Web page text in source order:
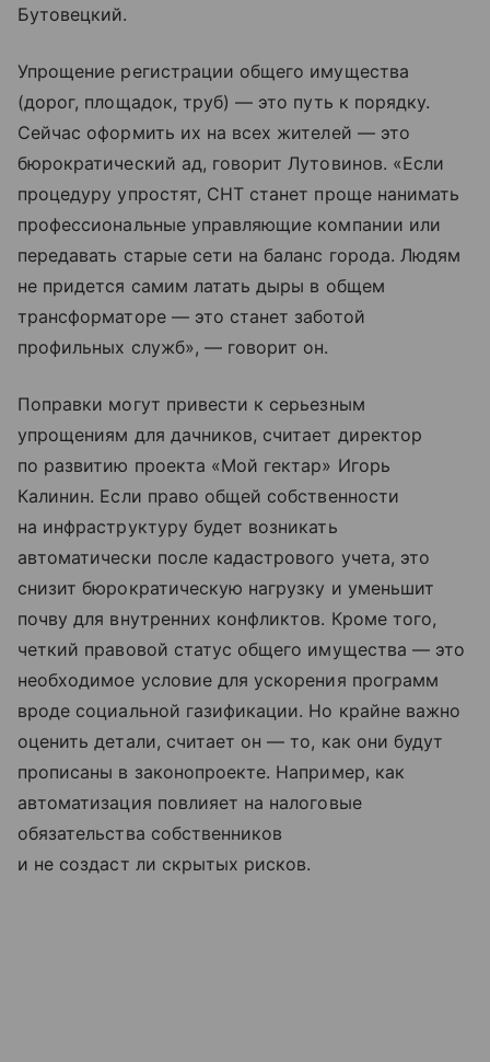
Бутовецкий.
Упрощение регистрации общего имущества
(дорог, площадок, труб) — это путь к порядку.
Сейчас оформить их на всех жителей — это
бюрократический ад, говорит Лутовинов. «Если
процедуру упростят, СНТ станет проще нанимать
профессиональные управляющие компании или
передавать старые сети на баланс города. Людям
не придется самим латать дыры в общем
трансформаторе — это станет заботой
профильных служб», — говорит он.
Поправки могут привести к серьезным
упрощениям для дачников, считает директор
по развитию проекта «Мой гектар» Игорь
Калинин. Если право общей собственности
на инфраструктуру будет возникать
автоматически после кадастрового учета, это
снизит бюрократическую нагрузку и уменьшит
почву для внутренних конфликтов. Кроме того,
четкий правовой статус общего имущества — это
необходимое условие для ускорения программ
вроде социальной газификации. Но крайне важно
оценить детали, считает он — то, как они будут
прописаны в законопроекте. Например, как
автоматизация повлияет на налоговые
обязательства собственников
и не создаст ли скрытых рисков.